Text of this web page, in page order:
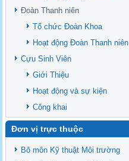
Văn bản - Quy định
Ban chấp hành Đảng bộ khoa
Đoàn Thanh niên
Tổ chức Đoàn Khoa
Hoạt động Đoàn Thanh niên
Cựu Sinh Viên
Giới Thiệu
Hoạt động và sự kiện
Công khai
Đơn vị trực thuộc
Bô môn Kỹ thuật Môi trường